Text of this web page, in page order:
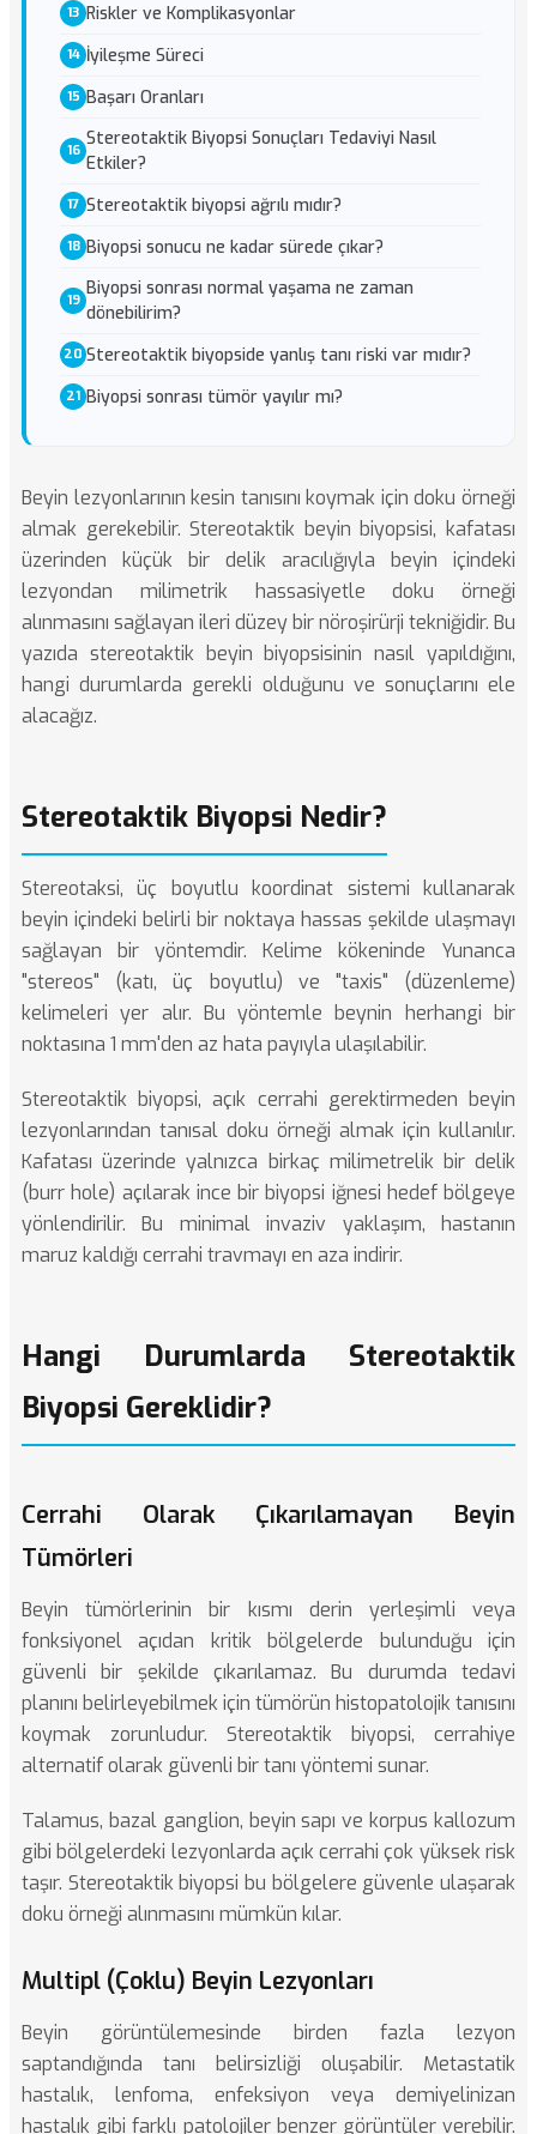
Riskler ve Komplikasyonlar
İyileşme Süreci
Başarı Oranları
Stereotaktik Biyopsi Sonuçları Tedaviyi Nasıl
Etkiler?
Stereotaktik biyopsi ağrılı mıdır?
Biyopsi sonucu ne kadar sürede çıkar?
Biyopsi sonrası normal yaşama ne zaman
dönebilirim?
Stereotaktik biyopside yanlış tanı riski var mıdır?
Biyopsi sonrası tümör yayılır mı?
Beyin lezyonlarının kesin tanısını koymak için doku örneği
almak gerekebilir. Stereotaktik beyin biyopsisi, kafatası
üzerinden küçük bir delik aracılığıyla beyin içindeki
lezyondan milimetrik hassasiyetle doku örneği
alınmasını sağlayan ileri düzey bir nöroşirürji tekniğidir. Bu
yazıda stereotaktik beyin biyopsisinin nasıl yapıldığını,
hangi durumlarda gerekli olduğunu ve sonuçlarını ele
alacağız.
Stereotaktik Biyopsi Nedir?
Stereotaksi, üç boyutlu koordinat sistemi kullanarak
beyin içindeki belirli bir noktaya hassas şekilde ulaşmayı
sağlayan bir yöntemdir. Kelime kökeninde Yunanca
"stereos" (katı, üç boyutlu) ve "taxis" (düzenleme)
kelimeleri yer alır. Bu yöntemle beynin herhangi bir
noktasına 1 mm'den az hata payıyla ulaşılabilir.
Stereotaktik biyopsi, açık cerrahi gerektirmeden beyin
lezyonlarından tanısal doku örneği almak için kullanılır.
Kafatası üzerinde yalnızca birkaç milimetrelik bir delik
(burr hole) açılarak ince bir biyopsi iğnesi hedef bölgeye
yönlendirilir. Bu minimal invaziv yaklaşım, hastanın
maruz kaldığı cerrahi travmayı en aza indirir.
Hangi Durumlarda Stereotaktik
Biyopsi Gereklidir?
Cerrahi Olarak Çıkarılamayan Beyin
Tümörleri
Beyin tümörlerinin bir kısmı derin yerleşimli veya
fonksiyonel açıdan kritik bölgelerde bulunduğu için
güvenli bir şekilde çıkarılamaz. Bu durumda tedavi
planını belirleyebilmek için tümörün histopatolojik tanısını
koymak zorunludur. Stereotaktik biyopsi, cerrahiye
alternatif olarak güvenli bir tanı yöntemi sunar.
Talamus, bazal ganglion, beyin sapı ve korpus kallozum
gibi bölgelerdeki lezyonlarda açık cerrahi çok yüksek risk
taşır. Stereotaktik biyopsi bu bölgelere güvenle ulaşarak
doku örneği alınmasını mümkün kılar.
Multipl (Çoklu) Beyin Lezyonları
Beyin görüntülemesinde birden fazla lezyon
saptandığında tanı belirsizliği oluşabilir. Metastatik
hastalık, lenfoma, enfeksiyon veya demiyelinizan
hastalık gibi farklı patolojiler benzer görüntüler verebilir.